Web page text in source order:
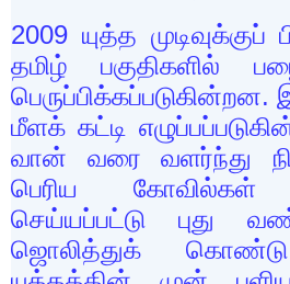
2009 யுத்த
தமிழ் பகுதிகளில்
மீளக் கட்டி
வான் வரை வளர்ந்து
பெரிய கோவில்கள்
செய்யப்பட்டு புது
ஜொலித்துக் கொண்டு